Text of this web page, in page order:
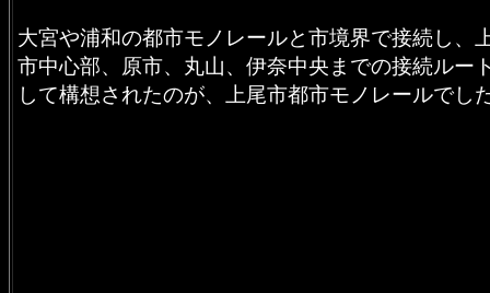
大宮や浦和の都市モノレールと市境界で接続し、
市中心部、原市、丸山、伊奈中央までの接続ルー
して構想されたのが、上尾市都市モノレールでし